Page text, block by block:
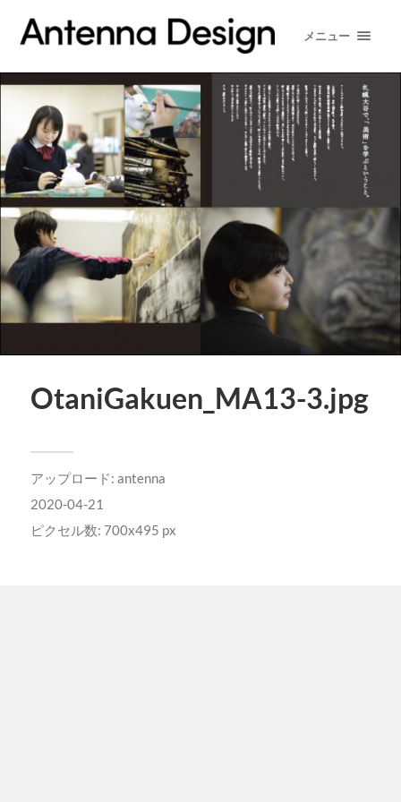
メニュー
OtaniGakuen_MA13-3.jpg
アップロード: antenna
2020-04-21
ピクセル数: 700x495 px